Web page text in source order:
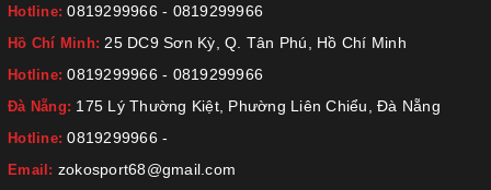
Hotline:0819299966 - 0819299966
Hồ Chí Minh: 25 DC9 Sơn Kỳ, Q. Tân Phú, Hồ Chí Minh
Hotline:0819299966 - 0819299966
Đà Nẵng: 175 Lý Thường Kiệt, Phường Liên Chiểu, Đà Nẵng
Hotline:0819299966 -
Email: zokosport68@gmail.com